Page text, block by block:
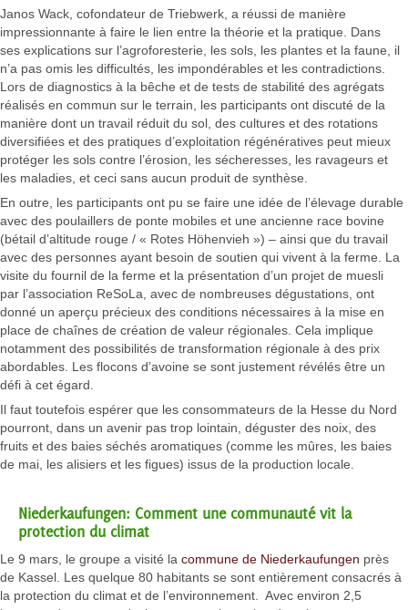
Janos Wack, cofondateur de Triebwerk, a réussi de manière
impressionnante à faire le lien entre la théorie et la pratique. Dans
ses explications sur l’agroforesterie, les sols, les plantes et la faune, il
n’a pas omis les difficultés, les impondérables et les contradictions.
Lors de diagnostics à la bêche et de tests de stabilité des agrégats
réalisés en commun sur le terrain, les participants ont discuté de la
manière dont un travail réduit du sol, des cultures et des rotations
diversifiées et des pratiques d’exploitation régénératives peut mieux
protéger les sols contre l’érosion, les sécheresses, les ravageurs et
les maladies, et ceci sans aucun produit de synthèse.
En outre, les participants ont pu se faire une idée de l’élevage durable
avec des poulaillers de ponte mobiles et une ancienne race bovine
(bétail d’altitude rouge / « Rotes Höhenvieh ») – ainsi que du travail
avec des personnes ayant besoin de soutien qui vivent à la ferme. La
visite du fournil de la ferme et la présentation d’un projet de muesli
par l’association ReSoLa, avec de nombreuses dégustations, ont
donné un aperçu précieux des conditions nécessaires à la mise en
place de chaînes de création de valeur régionales. Cela implique
notamment des possibilités de transformation régionale à des prix
abordables. Les flocons d’avoine se sont justement révélés être un
défi à cet égard.
Il faut toutefois espérer que les consommateurs de la Hesse du Nord
pourront, dans un avenir pas trop lointain, déguster des noix, des
fruits et des baies séchés aromatiques (comme les mûres, les baies
de mai, les alisiers et les figues) issus de la production locale.
Niederkaufungen: Comment une communauté vit la
protection du climat
Le 9 mars, le groupe a visité la commune de Niederkaufungen près
de Kassel. Les quelque 80 habitants se sont entièrement consacrés à
la protection du climat et de l’environnement. Avec environ 2,5